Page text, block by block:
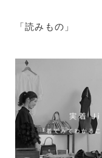
「読みもの」